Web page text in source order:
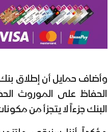
وأضاف حمايل أن إطلاق
الحفاظ على الموروث
البنك جزءاً لا يتجزأ من